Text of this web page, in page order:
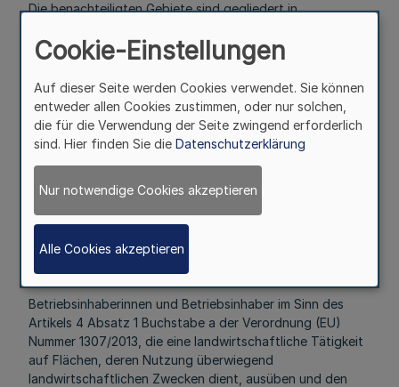
Die benachteiligten Gebiete sind gegliedert in
3.1
Berggebiete,
3.2
Aus erheblichen naturbedingten Gründen benachteiligte
Gebiete, mit Ausnahme von Berggebieten,
3.3
Aus anderen spezifischen Gründen benachteiligte
Zuwendungsempfängerinnen und
Zuwendungsempfänger
Betriebsinhaberinnen und Betriebsinhaber im Sinn des
Artikels 4 Absatz 1 Buchstabe a der Verordnung (EU)
Nummer 1307/2013, die eine landwirtschaftliche Tätigkeit
auf Flächen, deren Nutzung überwiegend
landwirtschaftlichen Zwecken dient, ausüben und den
Cookie-Einstellungen
Auf dieser Seite werden Cookies verwendet. Sie können
entweder allen Cookies zustimmen, oder nur solchen,
die für die Verwendung der Seite zwingend erforderlich
sind. Hier finden Sie die Datenschutzerklärung
Nur notwendige Cookies akzeptieren
Alle Cookies akzeptieren